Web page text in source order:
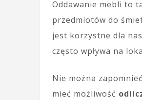
Oddawanie mebli to
przedmiotów do
jest korzystne dla
często wpływa na
Nie można
mieć możliwość